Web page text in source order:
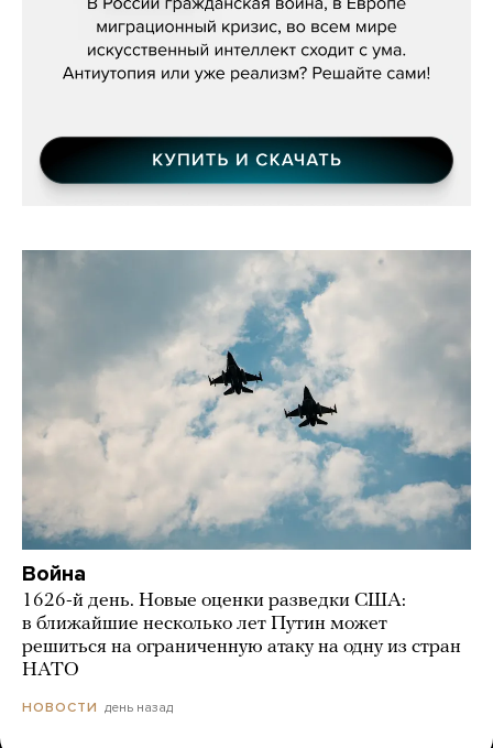
Война
1626-й день. Новые оценки разведки США:
в ближайшие несколько лет Путин может
решиться на ограниченную атаку на одну из стран
НАТО
НОВОСТИ день назад